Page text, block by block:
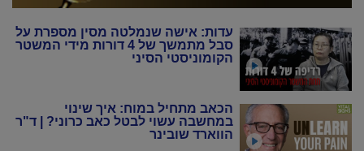
עדות: אישה שנמלטה מסין מספרת על
סבל מתמשך של 4 דורות מידי המשטר
הקומוניסטי הסיני
הכאב מתחיל במוח: איך שינוי
במחשבה עשוי לבטל כאב כרוני? | ד"ר
הווארד שובינר